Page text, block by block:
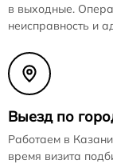
в выходные.
неисправность и
Выезд по
Работаем в
время визита